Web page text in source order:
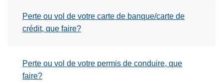
Perte ou vol de votre carte de banque/carte de
crédit, que faire?
Perte ou vol de votre permis de conduire, que
faire?